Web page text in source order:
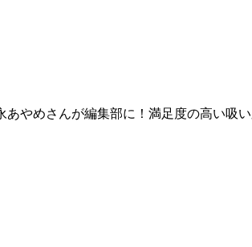
やめさんが編集部に！満足度の高い